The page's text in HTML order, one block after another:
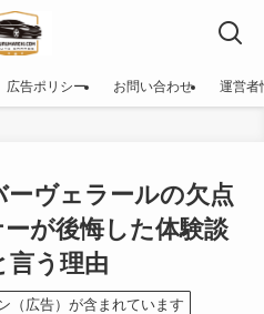
広告ポリシー お問い合わせ 運営者
ーヴェラールの欠点
ーが後悔した体験談
言う理由
（広告）が含まれています